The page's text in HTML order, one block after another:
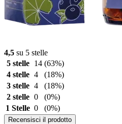
4,5 su 5 stelle
5 stelle
14 (63%)
4 stelle 4
(18%)
3 stelle 4
(18%)
2 stelle 0
(0%)
1 Stelle 0 (0%)
Recensisci il prodotto